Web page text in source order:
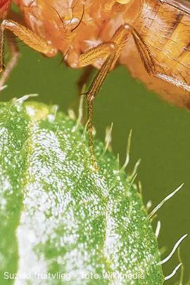
Suzuki fruitvlieg - foto Wikimedia